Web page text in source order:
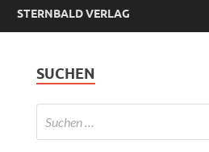
STERNBALD VERLAG
SUCHEN